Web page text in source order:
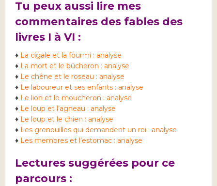
Tu peux aussi lire mes
commentaires des fables des
livres I à VI :
♦ La cigale et la fourmi : analyse
♦ La mort et le bûcheron : analyse
♦ Le chêne et le roseau : analyse
♦ Le laboureur et ses enfants : analyse
♦ Le lion et le moucheron : analyse
♦ Le loup et l’agneau : analyse
♦ Le loup et le chien : analyse
♦ Les grenouilles qui demandent un roi : analyse
♦ Les membres et l’estomac : analyse
Lectures suggérées pour ce
parcours :